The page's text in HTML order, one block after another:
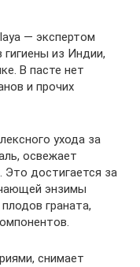
— экспертом
из Индии,
В пасте нет
и прочих
ухода за
освежает
Это достигается за
энзимы
граната,
снимает